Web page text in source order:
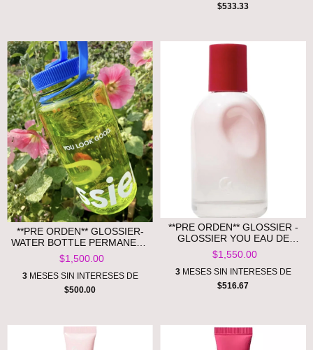
$533.33
**PRE ORDEN** GLOSSIER-
WATER BOTTLE PERMANENT
COLLECTION
$1,500.00
3MESES SIN INTERESES DE
$500.00
**PRE ORDEN** GLOSSIER -
GLOSSIER YOU EAU DE
PARFUM
$1,550.00
3MESES SIN INTERESES DE
$516.67